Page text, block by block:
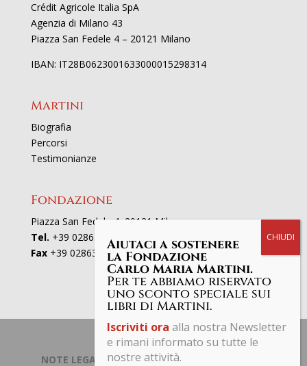
Crédit Agricole Italia SpA
Agenzia di Milano 43
Piazza San Fedele 4 – 20121 Milano
IBAN: IT28B0623001633000015298314
Martini
Biografia
Percorsi
Testimonianze
Fondazione
Piazza San Fedele 4, 20121 Milano
Tel. +39 02863521
Fax+39 0286352801
NOTE LEGALI | PRIVACY POLICY
Aiutaci a sostenere
la Fondazione
Carlo Maria Martini.
Per te abbiamo riservato
uno sconto speciale sui
libri di Martini.
Iscriviti ora alla nostra Newsletter
e rimani informato su tutte le
nostre attività.